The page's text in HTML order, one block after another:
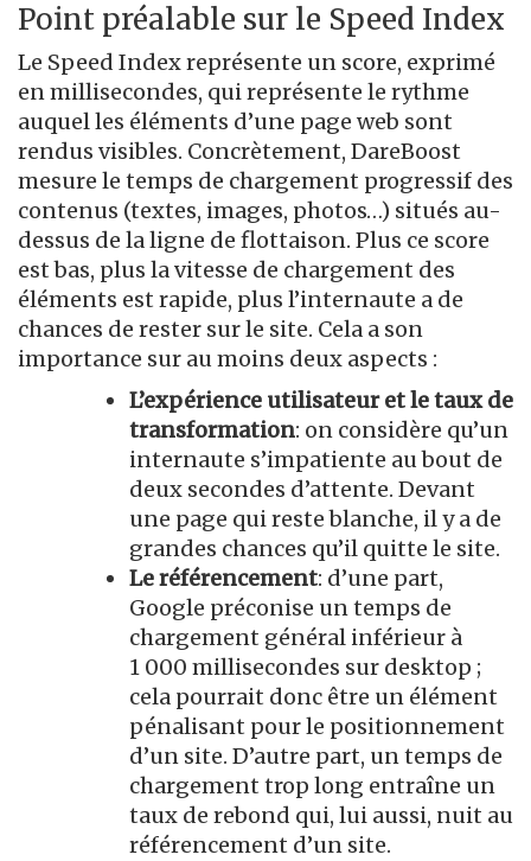
Point préalable sur le Speed Index
Le Speed Index représente un score, exprimé
en millisecondes, qui représente le rythme
auquel les éléments d’une page web sont
rendus visibles. Concrètement, DareBoost
mesure le temps de chargement progressif des
contenus (textes, images, photos…) situés au-
dessus de la ligne de flottaison. Plus ce score
est bas, plus la vitesse de chargement des
éléments est rapide, plus l’internaute a de
chances de rester sur le site. Cela a son
importance sur au moins deux aspects :
L’expérience utilisateur et le taux de
transformation: on considère qu’un
internaute s’impatiente au bout de
deux secondes d’attente. Devant
une page qui reste blanche, il y a de
grandes chances qu’il quitte le site.
Le référencement: d’une part,
Google préconise un temps de
chargement général inférieur à
1 000 millisecondes sur desktop ;
cela pourrait donc être un élément
pénalisant pour le positionnement
d’un site. D’autre part, un temps de
chargement trop long entraîne un
taux de rebond qui, lui aussi, nuit au
référencement d’un site.